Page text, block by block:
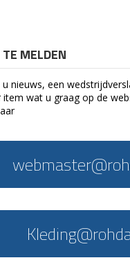
MELDEN
u nieuws, een
item wat u graag op de